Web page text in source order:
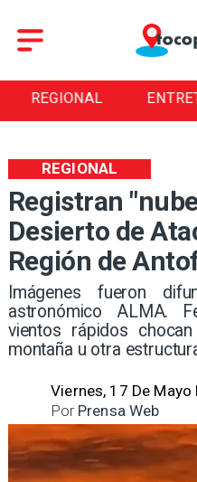
REGIONAL
Registran
Desierto de
Región de
Imágenes fueron
astronómico ALMA.
vientos rápidos
montaña u otra
REGIONAL
Viernes, 17 De Mayo
Prensa Web
Por